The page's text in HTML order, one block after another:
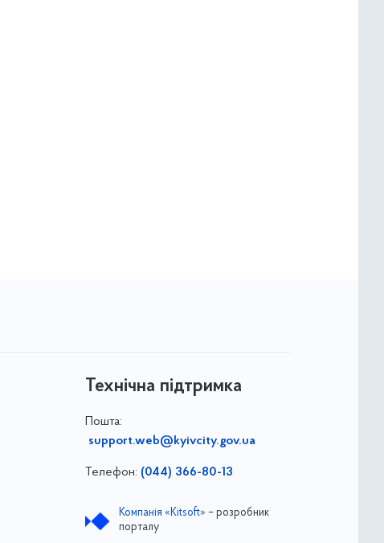
Технічна підтримка
Пошта:
support.web@kyivcity.gov.ua
Телефон: (044) 366-80-13
Компанія «Kitsoft» – розробник
порталу